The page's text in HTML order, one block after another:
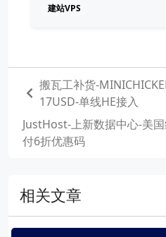
建站VPS
搬瓦工补货-
17USD-单线HE接入
JustHost-上新数据中心-美
付6折优惠码
相关文章